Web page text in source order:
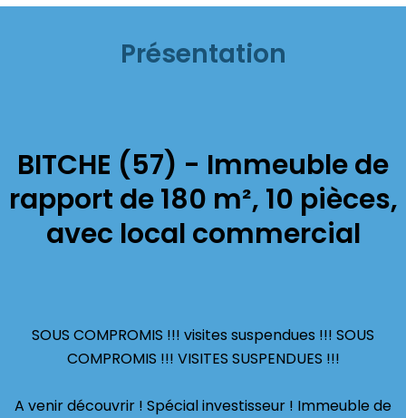
Présentation
BITCHE (57) - Immeuble de
rapport de 180 m², 10 pièces,
avec local commercial
SOUS COMPROMIS !!! visites suspendues !!! SOUS
COMPROMIS !!! VISITES SUSPENDUES !!!
A venir découvrir ! Spécial investisseur ! Immeuble de